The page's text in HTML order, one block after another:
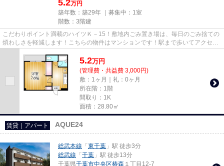
5.2万円
築年数：築29年 ｜募集中： 1室
階数：3階建
こだわりポイント満載のハイツＫ－15！敷地内ごみ置き場は、毎日のごみ捨ての
煩わしさを軽減します！こちらの物件はマンションです！駅まで歩いてアクセス
5.2万円
(管理費・共益費 3,000円)
敷：1ヶ月｜礼：0ヶ月
所在階：1階
間取り：1K
面積：28.80㎡
賃貸｜アパート AQUE24
総武本線 「 東千葉 」駅 徒歩3分
総武線 「 千葉 」駅 徒歩13分
千葉県千葉市中央区椿森 １丁目12-7